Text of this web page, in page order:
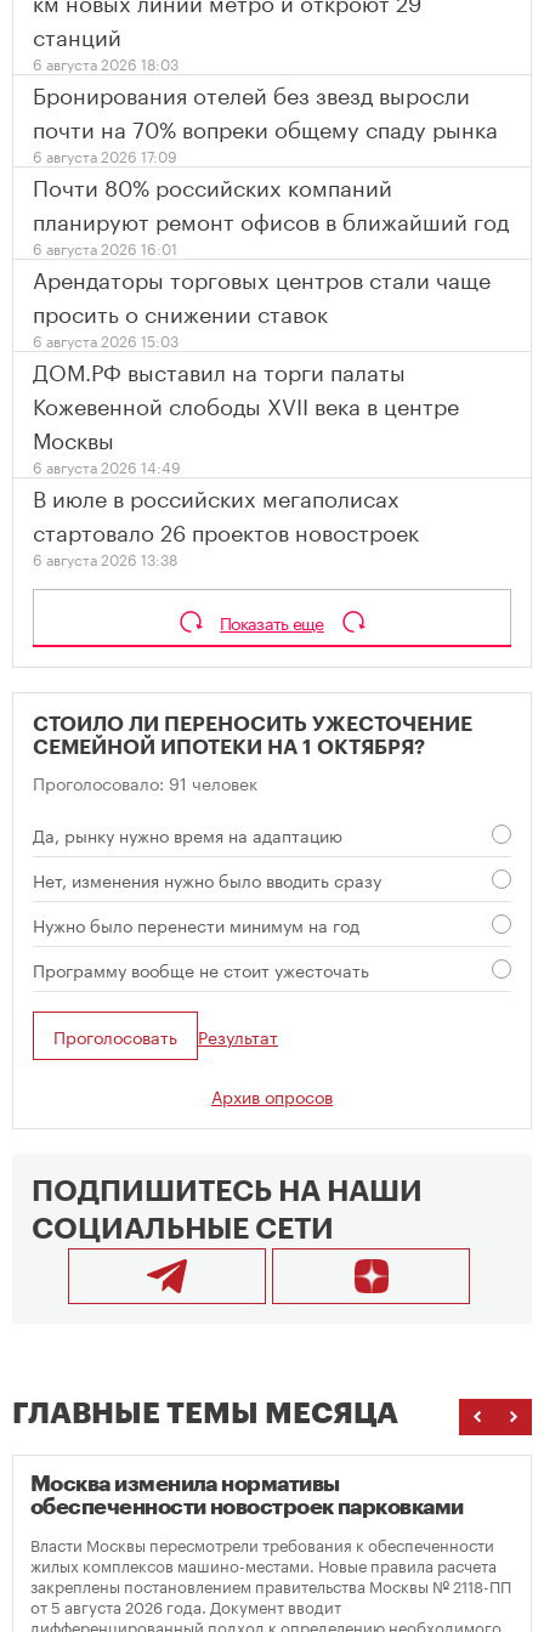
станций
6 августа 2026 18:03
Бронирования отелей без звезд выросли
почти на 70% вопреки общему спаду рынка
6 августа 2026 17:09
Почти 80% российских компаний
планируют ремонт офисов в ближайший год
6 августа 2026 16:01
Арендаторы торговых центров стали чаще
просить о снижении ставок
6 августа 2026 15:03
ДОМ.РФ выставил на торги палаты
Кожевенной слободы XVII века в центре
Москвы
6 августа 2026 14:49
В июле в российских мегаполисах
стартовало 26 проектов новостроек
6 августа 2026 13:38
Показать еще
СТОИЛО ЛИ ПЕРЕНОСИТЬ УЖЕСТОЧЕНИЕ
СЕМЕЙНОЙ ИПОТЕКИ НА 1 ОКТЯБРЯ?
Проголосовало: 91 человек
Да, рынку нужно время на адаптацию
Нет, изменения нужно было вводить сразу
Нужно было перенести минимум на год
Программу вообще не стоит ужесточать
Проголосовать Результат
Архив опросов
ПОДПИШИТЕСЬ НА НАШИ
СОЦИАЛЬНЫЕ СЕТИ
ГЛАВНЫЕ ТЕМЫ МЕСЯЦА
Москва изменила нормативы
обеспеченности новостроек парковками
Власти Москвы пересмотрели требования к обеспеченности
жилых комплексов машино-местами. Новые правила расчета
закреплены постановлением правительства Москвы № 2118-ПП
от 5 августа 2026 года. Документ вводит
дифференцированный подход к определению необходимого